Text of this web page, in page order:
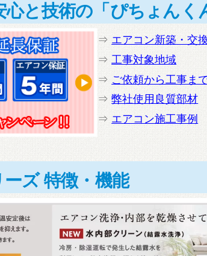
心と技術の「ぴちょんく
⇒ エアコン新築・交
⇒ 工事対象地域
⇒ ご依頼から工事ま
⇒弊社使用良質部材
⇒ エアコン施工事例
ズ 特徴・機能